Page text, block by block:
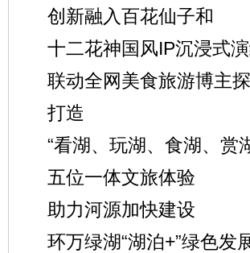
创新融入百花仙子和
十二花神国风IP沉浸式
联动全网美食旅游博主
打造
“看湖、玩湖、食湖、赏
五位一体文旅体验
助力河源加快建设
环万绿湖“湖泊+”绿色发